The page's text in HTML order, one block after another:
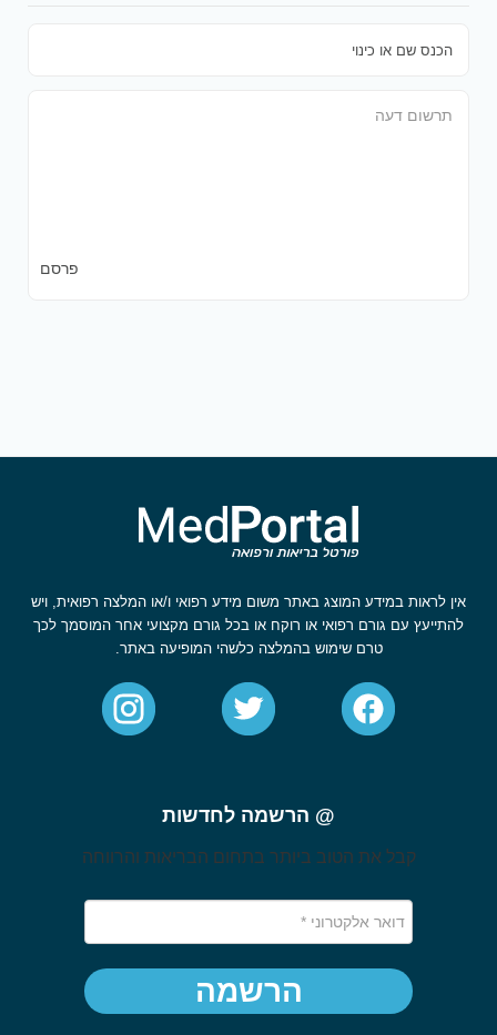
פרסם
אין לראות במידע המוצג באתר משום מידע רפואי ו/או המלצה רפואית, ויש
להתייעץ עם גורם רפואי או רוקח או בכל גורם מקצועי אחר המוסמך לכך
טרם שימוש בהמלצה כלשהי המופיעה באתר.
@ הרשמה לחדשות
קבל את הטוב ביותר בתחום הבריאות והרווחה
הרשמה